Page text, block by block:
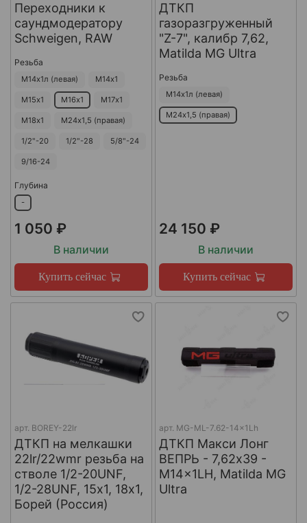
Переходники к
саундмодератору
Schweigen, RAW
Резьба
М14х1л (левая) М14х1
М15х1 М16х1 М17х1
М18х1 М24х1,5 (правая)
1/2"-20 1/2"-28 5/8"-24
9/16-24
Глубина
-
1 050 ₽
В наличии
Купить сейчас
ДТКП
газоразгруженный
"Z-7", калибр 7,62,
Matilda MG Ultra
Резьба
М14х1л (левая)
М24х1,5 (правая)
24 150 ₽
В наличии
Купить сейчас
арт. BOREY-22lr
ДТКП на мелкашки
22lr/22wmr резьба на
стволе 1/2-20UNF,
1/2-28UNF, 15х1, 18х1,
Борей (Россия)
арт. MG-ML-7.62-14x1Lh
ДТКП Макси Лонг
ВЕПРЬ - 7,62x39 -
M14x1LH, Matilda MG
Ultra